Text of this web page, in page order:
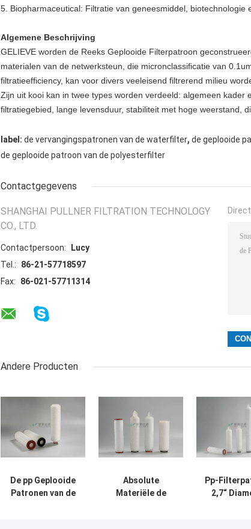
5. Biopharmaceutical: Filtratie van geneesmiddel, biotechnologie
Algemene Beschrijving
GELIEVE worden de Reeks Geplooide Filterpatroon
materialen van de netwerksteun, die micronclassificatie van
filtratieefficiency, kan voor divers veeleisend filtrerend milieu
Zijn uit kooi kan in twee types worden verdeeld: algemeen
filtratiegebied, lange levensduur, stabiliteit met hoge weerstand,
label: de vervangingspatronen van de waterfilter, de geplooide
de geplooide patroon van de polyesterfilter
Contactgegevens
SHANGHAI PULLNER FILTRATION TECHNOLOGY
CO., LTD.
Contactpersoon:
Lucy
Tel.:
86-21-57718597
Fax:
86-021-57711314
Andere Producten
De pp Geplooide
Patronen van de
Absolute
Materiële de
Pp-
2,7“